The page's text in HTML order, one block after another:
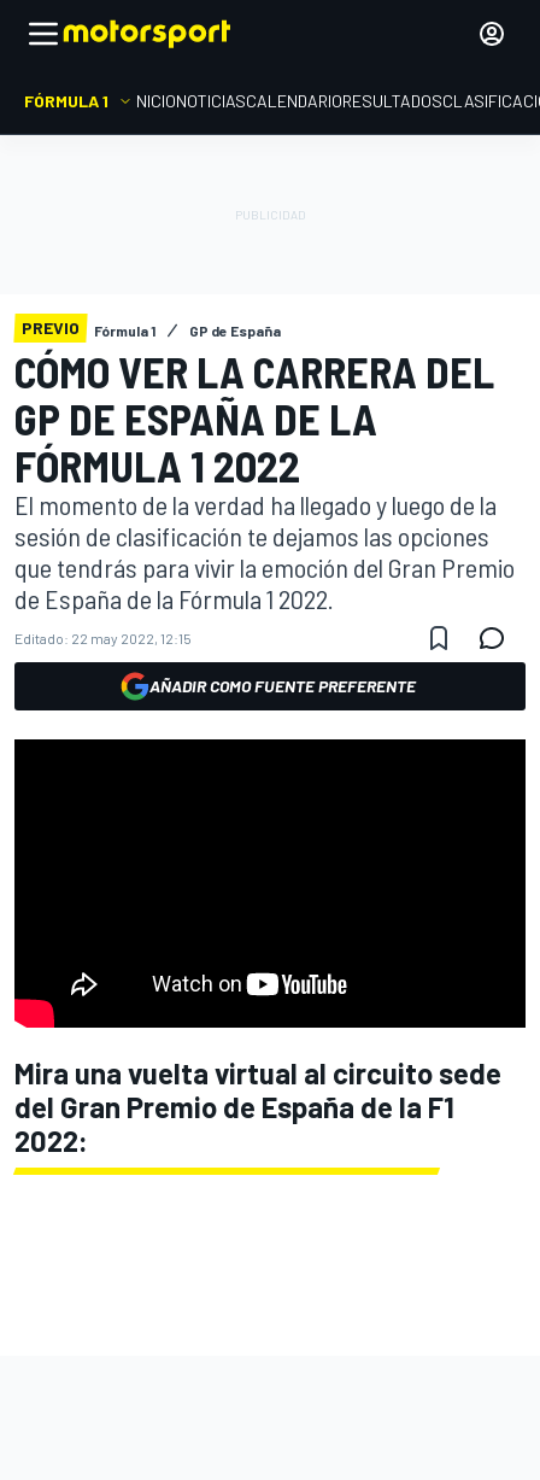
FÓRMULA 1 INICIONOTICIASCALENDARIORESULTADOS
PREVIO Fórmula 1 GP de España
CÓMO VER LA CARRERA DEL
GP DE ESPAÑA DE LA
FÓRMULA 1 2022
El momento de la verdad ha llegado y luego de la
sesión de clasificación te dejamos las opciones
que tendrás para vivir la emoción del Gran Premio
de España de la Fórmula 1 2022.
Editado: 22 may 2022, 12:15
AÑADIR COMO FUENTE PREFERENTE
Mira una vuelta virtual al circuito sede
del Gran Premio de España de la F1
2022: